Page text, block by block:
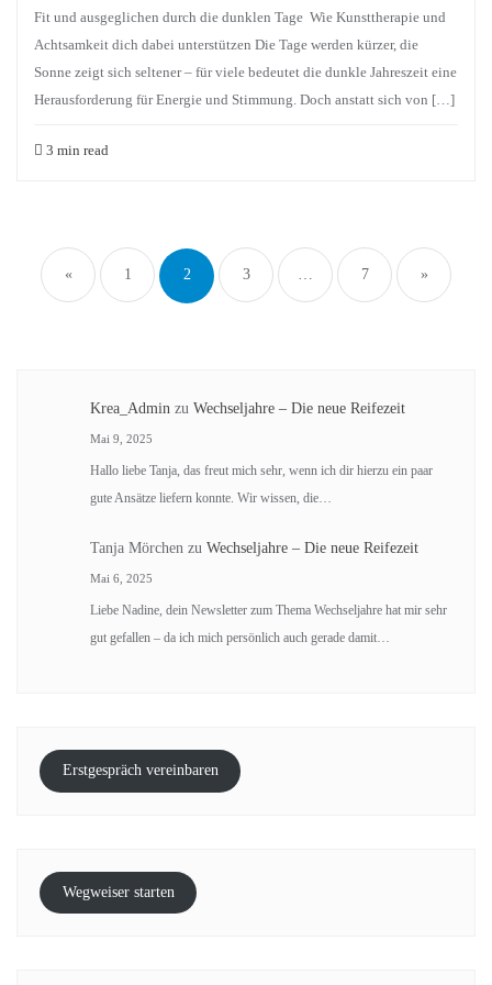
Fit und ausgeglichen durch die dunklen Tage Wie Kunsttherapie und
Achtsamkeit dich dabei unterstützen Die Tage werden kürzer, die
Sonne zeigt sich seltener – für viele bedeutet die dunkle Jahreszeit eine
Herausforderung für Energie und Stimmung. Doch anstatt sich von […]
3 min read
der
Beiträge
« 1 2 3 … 7 »
Krea_Adminzu Wechseljahre – Die neue Reifezeit
Mai 9, 2025
Hallo liebe Tanja, das freut mich sehr, wenn ich dir hierzu ein paar
gute Ansätze liefern konnte. Wir wissen, die…
Tanja Mörchen zu Wechseljahre – Die neue Reifezeit
Mai 6, 2025
Liebe Nadine, dein Newsletter zum Thema Wechseljahre hat mir sehr
gut gefallen – da ich mich persönlich auch gerade damit…
Erstgespräch vereinbaren
Wegweiser starten